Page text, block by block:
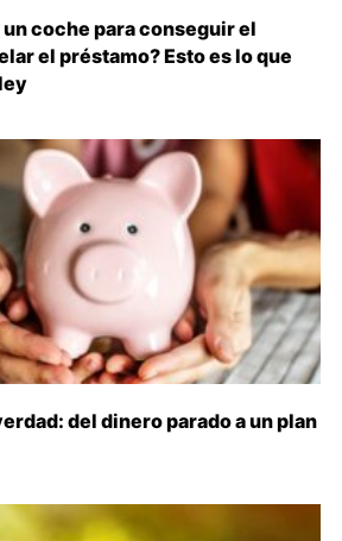
coche para conseguir el
el préstamo? Esto es lo que
del dinero parado a un plan